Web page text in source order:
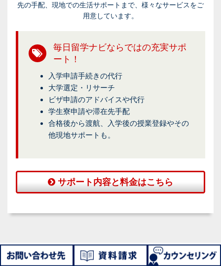
先の手配、現地での生活サポートまで、様々なサービスをご
用意しています。
毎日留学ナビならではの充実サポ
ート！
入学申請手続きの代行
大学選定・リサーチ
ビザ申請のアドバイスや代行
学生寮申請や滞在先手配
合格後から渡航、入学後の授業登録やその
他現地サポートも。
サポート内容と料金はこちら